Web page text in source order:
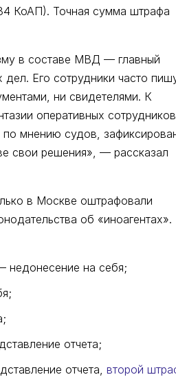
КоАП). Точная сумма штрафа
в составе МВД — главный
Его сотрудники часто
ни свидетелями. К
оперативных сотрудников
по мнению судов,
свои решения», — рассказал
в Москве оштрафовали
об «иноагентах».
недонесение на себя;
отчета;
отчета, второй